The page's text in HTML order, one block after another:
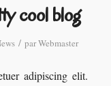
cool blog
/ parWebmaster
adipiscing elit.